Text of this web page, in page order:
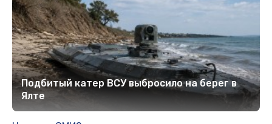
Подбитый катер ВСУ выбросило на берег в
Ялте